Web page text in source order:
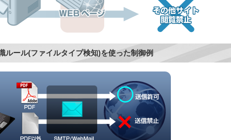
ルール(ファイルタイプ検知)を使った制御例